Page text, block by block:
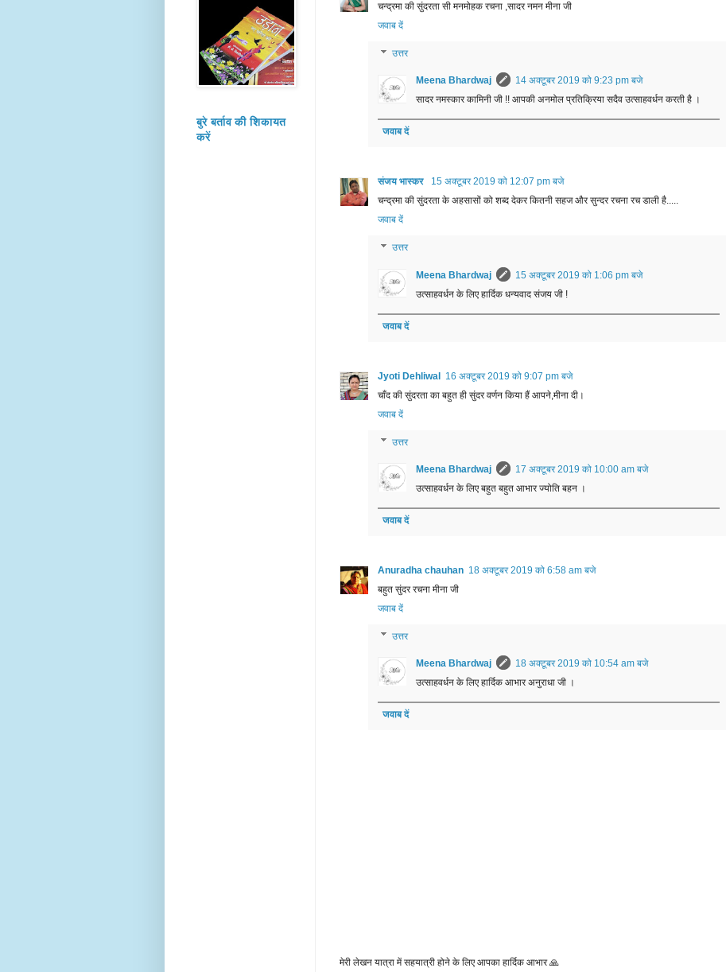
चन्द्रमा की सुंदरता सी मनमोहक रचना ,सादर नमन मीना जी
जवाब दें
उत्तर
Meena Bhardwaj
14 अक्टूबर 2019 को 9:23 pm बजे
सादर नमस्कार कामिनी जी !! आपकी अनमोल प्रतिक्रिया सदैव उत्साहवर्धन करती है ।
जवाब दें
संजय भास्‍कर
15 अक्टूबर 2019 को 12:07 pm बजे
चन्द्रमा की सुंदरता के अहसासों को शब्द देकर कितनी सहज और सुन्दर रचना रच डाली है.....
जवाब दें
उत्तर
Meena Bhardwaj
15 अक्टूबर 2019 को 1:06 pm बजे
उत्साहवर्धन के लिए हार्दिक धन्यवाद संजय जी !
जवाब दें
Jyoti Dehliwal 16 अक्टूबर 2019 को 9:07 pm बजे
चाँद की सुंदरता का बहुत ही सुंदर वर्णन किया हैं आपने,मीना दी।
जवाब दें
उत्तर
Meena Bhardwaj
17 अक्टूबर 2019 को 10:00 am बजे
उत्साहवर्धन के लिए बहुत बहुत आभार ज्योति बहन ।
जवाब दें
Anuradha chauhan 18 अक्टूबर 2019 को 6:58 am बजे
बहुत सुंदर रचना मीना जी
जवाब दें
उत्तर
Meena Bhardwaj
18 अक्टूबर 2019 को 10:54 am बजे
उत्साहवर्धन के लिए हार्दिक आभार अनुराधा जी ।
जवाब दें
मेरी लेखन यात्रा में सहयात्री होने के लिए आपका हार्दिक आभार 🙏
बुरे बर्ताव की शिकायत
करें